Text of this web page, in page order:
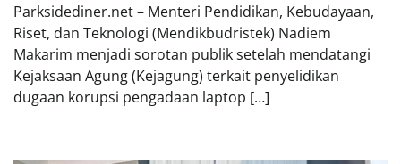
Parksidediner.net – Menteri Pendidikan, Kebudayaan,
Riset, dan Teknologi (Mendikbudristek) Nadiem
Makarim menjadi sorotan publik setelah mendatangi
Kejaksaan Agung (Kejagung) terkait penyelidikan
dugaan korupsi pengadaan laptop […]